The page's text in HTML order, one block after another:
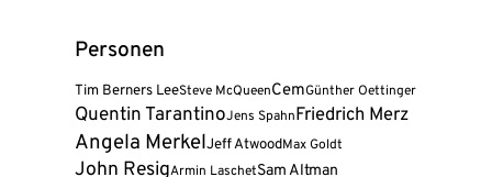
Personen
Tim Berners LeeSteve McQueenCemGünther Oettinger
Quentin TarantinoJens SpahnFriedrich Merz
Angela MerkelJeff AtwoodMax Goldt
John ResigArmin LaschetSam Altman